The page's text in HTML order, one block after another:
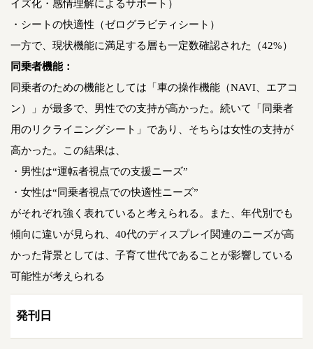
イズ化・感情理解によるサポート）
・シートの快適性（ゼログラビティシート）
一方で、現状機能に満足する層も一定数確認された（42%）
同乗者機能：
同乗者のための機能としては「車の操作機能（NAVI、エアコ
ン）」が最多で、男性での支持が高かった。続いて「同乗者
用のリクライニングシート」であり、そちらは女性の支持が
高かった。この結果は、
・男性は“運転者視点での支援ニーズ”
・女性は“同乗者視点での快適性ニーズ”
がそれぞれ強く表れていると考えられる。また、年代別でも
傾向に違いが見られ、40代のディスプレイ関連のニーズが高
かった背景としては、子育て世代であることが影響している
可能性が考えられる
発刊日